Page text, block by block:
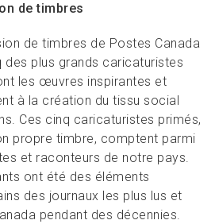
de timbres
de timbres de Postes Canada
des plus grands caricaturistes
les œuvres inspirantes et
à la création du tissu social
Ces cinq caricaturistes primés,
propre timbre, comptent parmi
et raconteurs de notre pays.
ont été des éléments
des journaux les plus lus et
pendant des décennies.